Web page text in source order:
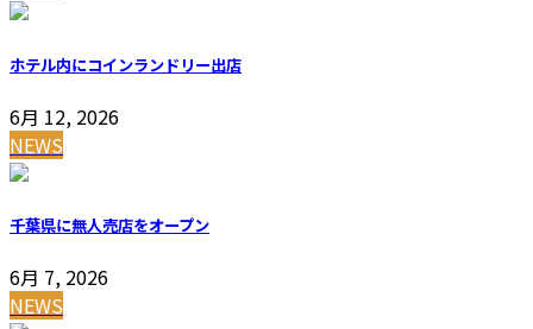
ホテル内にコインランドリー出店
6月 12, 2026
NEWS
千葉県に無人売店をオープン
6月 7, 2026
NEWS